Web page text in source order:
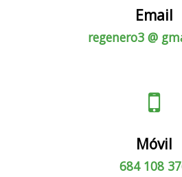
Email
regenero3 @
Móvil
684 108